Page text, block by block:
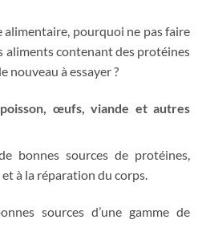
pourquoi ne pas faire
aliments contenant des protéines
nouveau à essayer ?
œufs, viande et autres
bonnes sources de protéines,
à la réparation du corps.
sources d’une gamme de